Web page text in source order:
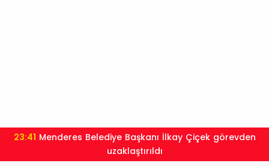
23:41
uzaklaştırıldı